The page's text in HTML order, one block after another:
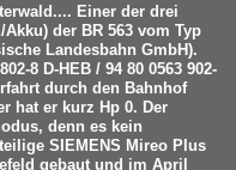
Einer der drei
der BR 563 vom Typ
Landesbahn GmbH).
8 D-HEB / 94 80 0563 902-
durch den Bahnhof
hat er kurz Hp 0. Der
denn es kein
SIEMENS Mireo Plus
gebaut und im April